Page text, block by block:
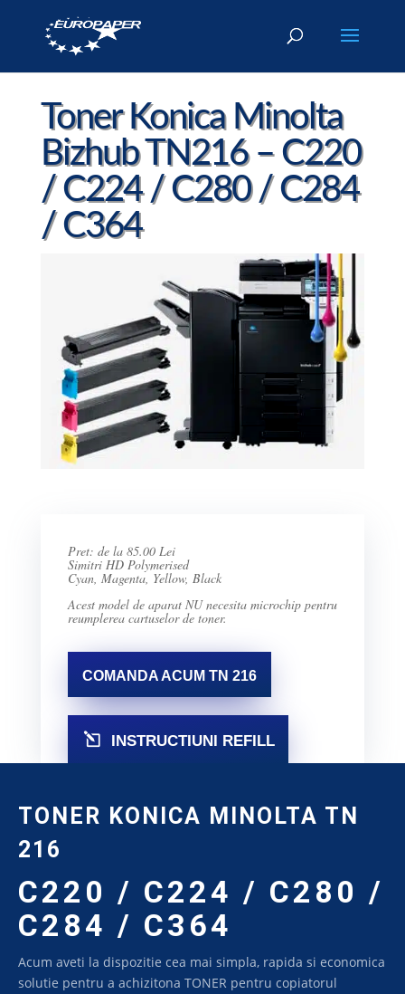
Toner Konica Minolta
Bizhub TN216 – C220
/ C224 / C280 / C284
/ C364
Pret: de la 85.00 Lei
Simitri HD Polymerised
Cyan, Magenta, Yellow, Black
Acest model de aparat NU necesita microchip pentru
reumplerea cartuselor de toner.
COMANDA ACUM TN 216
l INSTRUCTIUNI REFILL
TONER KONICA MINOLTA TN
216
C220 / C224 / C280 /
C284 / C364
Acum aveti la dispozitie cea mai simpla, rapida si economica
solutie pentru a achizitona TONER pentru copiatorul